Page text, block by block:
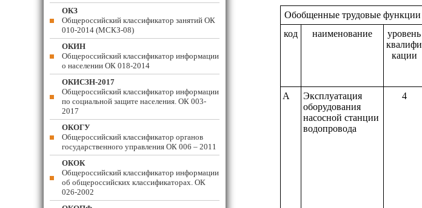
Обобщенные трудовые функции
код
наименование
уровень
квалифи
кации
A
Эксплуатация
оборудования
насосной станции
водопровода
4
ОКЗ
Общероссийский классификатор занятий ОК
010-2014 (МСКЗ-08)
ОКИН
Общероссийский классификатор информации
о населении ОК 018-2014
ОКИСЗН-2017
Общероссийский классификатор информации
по социальной защите населения. ОК 003-
2017
ОКОГУ
Общероссийский классификатор органов
государственного управления ОК 006 – 2011
ОКОК
Общероссийский классификатор информации
об общероссийских классификаторах. ОК
026-2002